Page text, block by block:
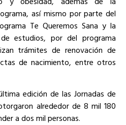
así mismo por parte del
Te Queremos Sana y la
estudios, por del programa
trámites de renovación de
de nacimiento, entre otros
edición de las Jornadas de
alrededor de 8 mil 180
a dos mil personas.